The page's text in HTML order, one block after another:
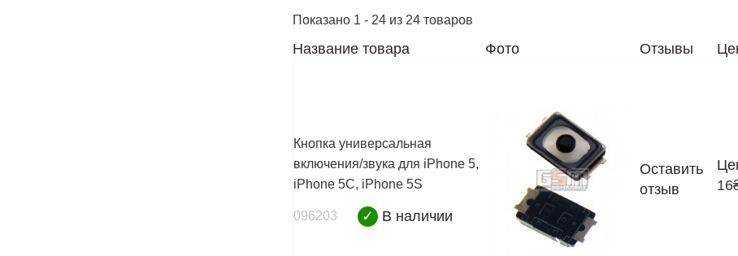
Показано 1 - 24 из 24 товаров
Название товара Фото Отзывы
Кнопка универсальная
включения/звука для iPhone 5,
iPhone 5C, iPhone 5S
096203 ✓ В наличии
Оставить
отзыв
16